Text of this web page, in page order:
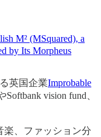
M² (MSquared), a
by Its Morpheus
英国企業Improbable
vision fund、
楽、ファッション分